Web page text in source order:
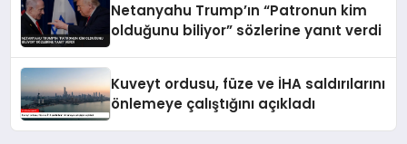
Netanyahu Trump’ın “Patronun kim
olduğunu biliyor” sözlerine yanıt verdi
Kuveyt ordusu, füze ve İHA saldırılarını
önlemeye çalıştığını açıkladı